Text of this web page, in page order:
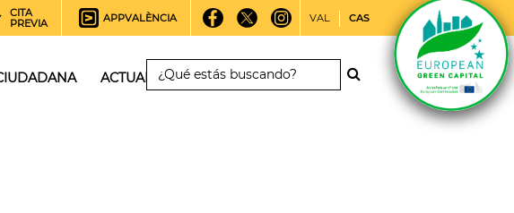
CITA
PREVIA
APPVALÈNCIA VAL CAS
ACTUALIDAD